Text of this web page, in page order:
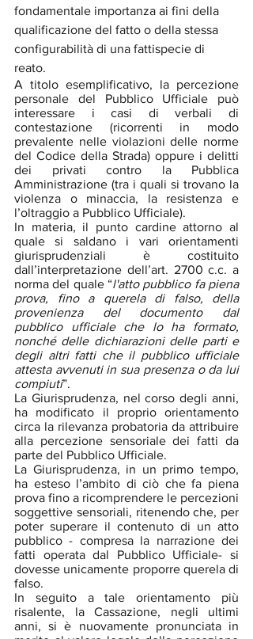
fondamentale importanza ai fini della
qualificazione del fatto o della stessa
configurabilità di una fattispecie di
reato.
A titolo esemplificativo, la percezione
personale del Pubblico Ufficiale può
interessare i casi di verbali di
contestazione (ricorrenti in modo
prevalente nelle violazioni delle norme
del Codice della Strada) oppure i delitti
dei privati contro la Pubblica
Amministrazione (tra i quali si trovano la
violenza o minaccia, la resistenza e
l’oltraggio a Pubblico Ufficiale).
In materia, il punto cardine attorno al
quale si saldano i vari orientamenti
giurisprudenziali è costituito
dall’interpretazione dell’art. 2700 c.c. a
norma del quale “l'atto pubblico fa piena
prova, fino a querela di falso, della
provenienza del documento dal
pubblico ufficiale che lo ha formato,
nonché delle dichiarazioni delle parti e
degli altri fatti che il pubblico ufficiale
attesta avvenuti in sua presenza o da lui
compiuti”.
La Giurisprudenza, nel corso degli anni,
ha modificato il proprio orientamento
circa la rilevanza probatoria da attribuire
alla percezione sensoriale dei fatti da
parte del Pubblico Ufficiale.
La Giurisprudenza, in un primo tempo,
ha esteso l’ambito di ciò che fa piena
prova fino a ricomprendere le percezioni
soggettive sensoriali, ritenendo che, per
poter superare il contenuto di un atto
pubblico - compresa la narrazione dei
fatti operata dal Pubblico Ufficiale- si
dovesse unicamente proporre querela di
falso.
In seguito a tale orientamento più
risalente, la Cassazione, negli ultimi
anni, si è nuovamente pronunciata in